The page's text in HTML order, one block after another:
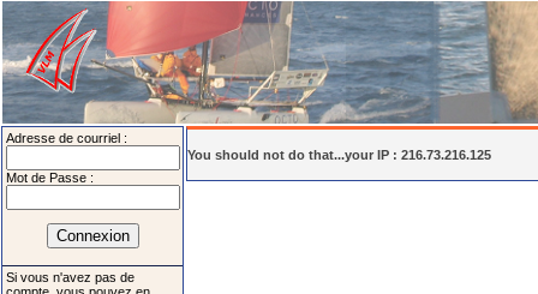
Adresse de courriel :
Mot de Passe :
Si vous n'avez pas de
You should not do that...your IP : 216.73.216.125